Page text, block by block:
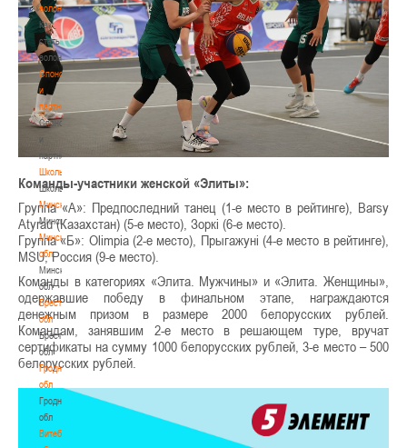
волонтером
Как
стать
волонтером
Спонсоры
и
партнеры
Спонсоры
и
партнеры
Школы
Школы
Минск
Минск
Минская
обл
Минская
обл
Брестская
обл
Брестская
обл
Гродненская
обл
Гродненская
обл
Витебская
Команды-участники женской «Элиты»:
Группа «А»: Предпоследний танец (1-е место в рейтинге), Barsy
Atyrau (Казахстан) (5-е место), Зоркi (6-е место).
Группа «Б»: Olimpia (2-е место), Прыгажунi (4-е место в рейтинге),
MSU, Россия (9-е место).
Команды в категориях «Элита. Мужчины» и «Элита. Женщины»,
одержавшие победу в финальном этапе, награждаются
денежным призом в размере 2000 белорусских рублей.
Командам, занявшим 2-е место в решающем туре, вручат
сертификаты на сумму 1000 белорусских рублей, 3-е место – 500
белорусских рублей.